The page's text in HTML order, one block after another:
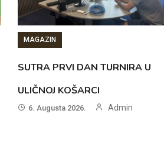
MAGAZIN
SUTRA PRVI DAN TURNIRA U
ULIČNOJ KOŠARCI
6. Augusta 2026. Admin